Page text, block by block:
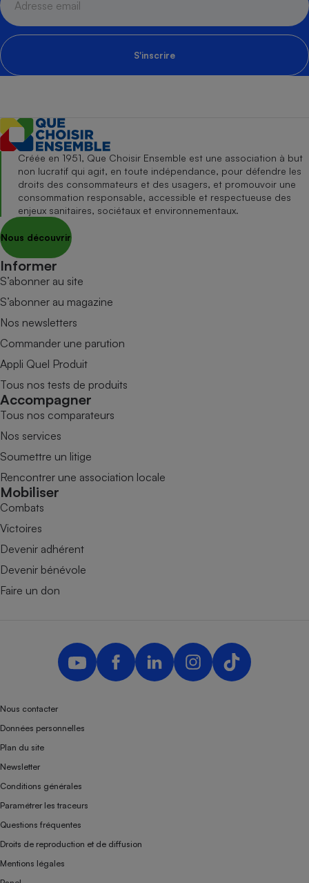
S'inscrire
Créée en 1951, Que Choisir Ensemble est une association à but
non lucratif qui agit, en toute indépendance, pour défendre les
droits des consommateurs et des usagers, et promouvoir une
consommation responsable, accessible et respectueuse des
enjeux sanitaires, sociétaux et environnementaux.
Nous découvrir
Informer
S’abonner au site
S’abonner au magazine
Nos newsletters
Commander une parution
Appli Quel Produit
Tous nos tests de produits
Accompagner
Tous nos comparateurs
Nos services
Soumettre un litige
Rencontrer une association locale
Mobiliser
Combats
Victoires
Devenir adhérent
Devenir bénévole
Faire un don
Nous contacter
Données personnelles
Plan du site
Newsletter
Conditions générales
Paramétrer les traceurs
Questions fréquentes
Droits de reproduction et de diffusion
Mentions légales